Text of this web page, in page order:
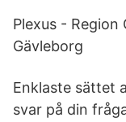
Plexus -
Gävleborg
Enklaste sättet
svar på din